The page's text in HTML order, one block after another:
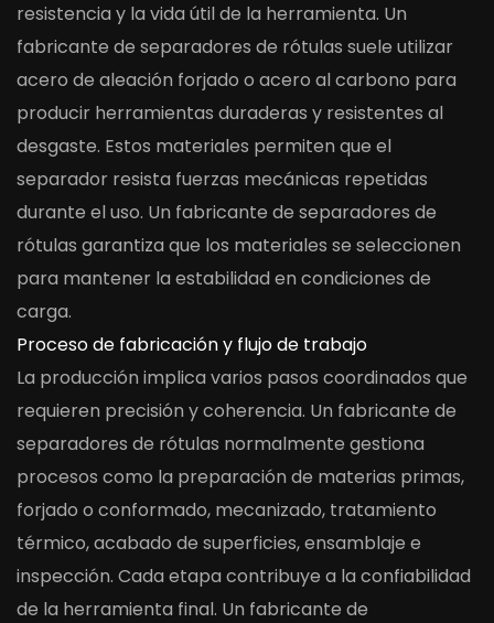
resistencia y la vida útil de la herramienta. Un
fabricante de separadores de rótulas suele utilizar
acero de aleación forjado o acero al carbono para
producir herramientas duraderas y resistentes al
desgaste. Estos materiales permiten que el
separador resista fuerzas mecánicas repetidas
durante el uso. Un fabricante de separadores de
rótulas garantiza que los materiales se seleccionen
para mantener la estabilidad en condiciones de
carga.
Proceso de fabricación y flujo de trabajo
La producción implica varios pasos coordinados que
requieren precisión y coherencia. Un fabricante de
separadores de rótulas normalmente gestiona
procesos como la preparación de materias primas,
forjado o conformado, mecanizado, tratamiento
térmico, acabado de superficies, ensamblaje e
inspección. Cada etapa contribuye a la confiabilidad
de la herramienta final. Un fabricante de